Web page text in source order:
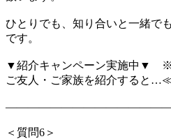
ひとりでも、知り合いと一緒で
です。
▼紹介キャンペーン実施中▼
ご友人・ご家族を紹介すると
＜質問6＞